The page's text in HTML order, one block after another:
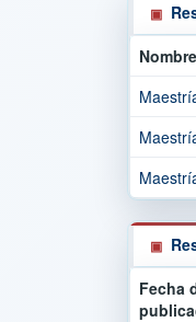
Fecha